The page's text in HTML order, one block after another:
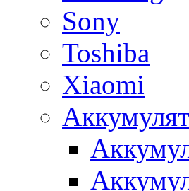
Sony
Toshiba
Xiaomi